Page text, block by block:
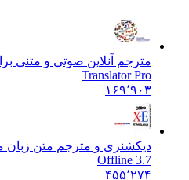
مترجم آنلاین صوتی و متنی
Translator Pro
۱۶۹٬۹۰۳
دیکشنری و مترجم متن زبان
Offline 3.7
۴۵۵٬۲۷۴